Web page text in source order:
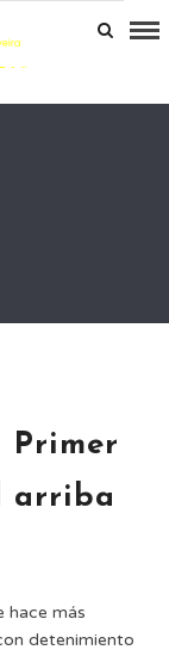
Primer
arriba
hace más
detenimiento